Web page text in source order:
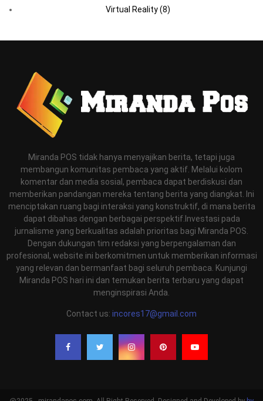
Virtual Reality(8)
Miranda POS tidak hanya menyajikan berita, tetapi juga
membangun komunitas pembaca yang aktif. Melalui kolom
komentar dan media sosial, pembaca dapat berdiskusi dan
memberikan pandangan mereka tentang berita yang diangkat. Ini
menciptakan ruang bagi interaksi yang konstruktif, di mana berita
dapat dibahas dengan berbagai perspektif.Investasi pada
jurnalisme yang berkualitas adalah prioritas bagi Miranda POS.
Dengan dukungan tim redaksi yang berpengalaman dan
profesional, website ini berkomitmen untuk memberikan informasi
yang relevan dan bermanfaat bagi seluruh pembaca. Kunjungi
Miranda POS hari ini dan temukan berita terbaru yang dapat
menginspirasi Anda.
Contact us: incores17@gmail.com